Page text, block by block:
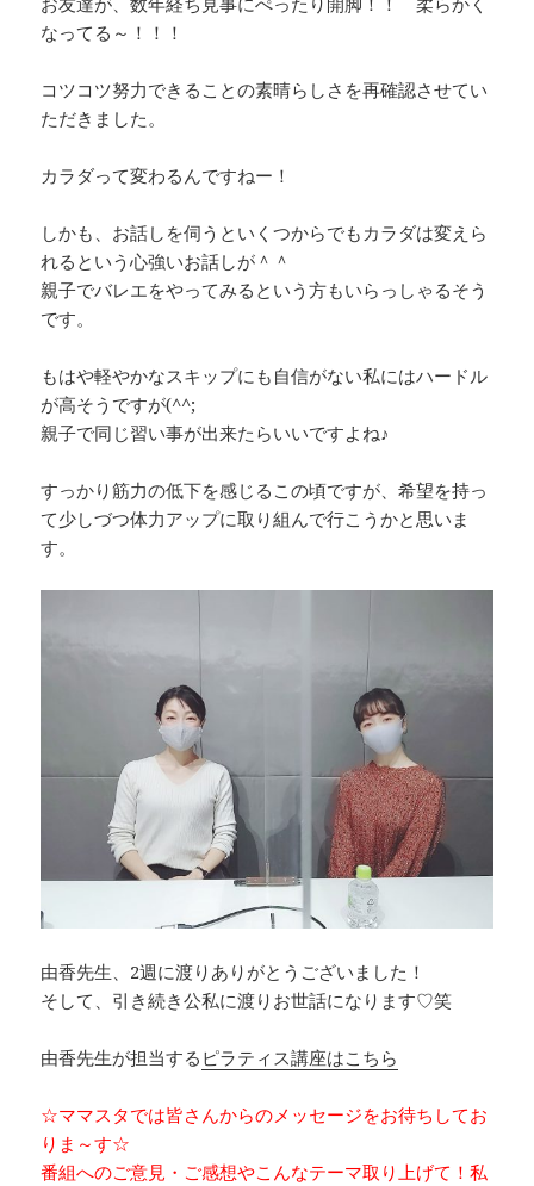
なってる～！！！
コツコツ努力できることの素晴らしさを再確認させてい
ただきました。
カラダって変わるんですねー！
しかも、お話しを伺うといくつからでもカラダは変えら
れるという心強いお話しが＾＾
親子でバレエをやってみるという方もいらっしゃるそう
です。
もはや軽やかなスキップにも自信がない私にはハードル
が高そうですが(^^;
親子で同じ習い事が出来たらいいですよね♪
すっかり筋力の低下を感じるこの頃ですが、希望を持っ
て少しづつ体力アップに取り組んで行こうかと思いま
す。
由香先生、2週に渡りありがとうございました！
そして、引き続き公私に渡りお世話になります♡笑
由香先生が担当する ピラティス講座はこちら
☆ママスタでは皆さんからのメッセージをお待ちしてお
りま～す☆
番組へのご意見・ご感想やこんなテーマ取り上げて！私